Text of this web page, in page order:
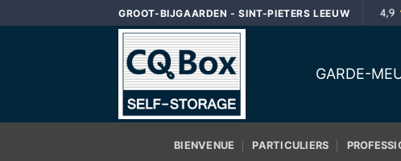
au
GROOT-BIJGAARDEN - SINT-PIETERS LEEUW
GARDE-
BIENVENUE PARTICULIERS